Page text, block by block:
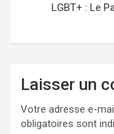
LGBT+ : Le
Laisser un
Votre adresse e-
obligatoires sont